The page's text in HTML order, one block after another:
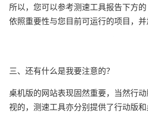
所以，您可以参考测速工具报告下方的
依照重要性与您目前可运行的项目，并
三、还有什么是我要注意的？
桌机版的网站表现固然重要，当然行
视的，测速工具亦分别提供了行动版